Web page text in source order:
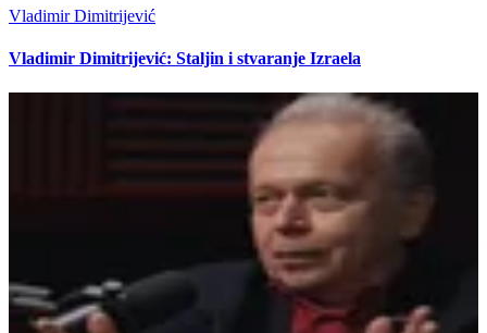
Vladimir Dimitrijević
Vladimir Dimitrijević: Staljin i stvaranje Izraela